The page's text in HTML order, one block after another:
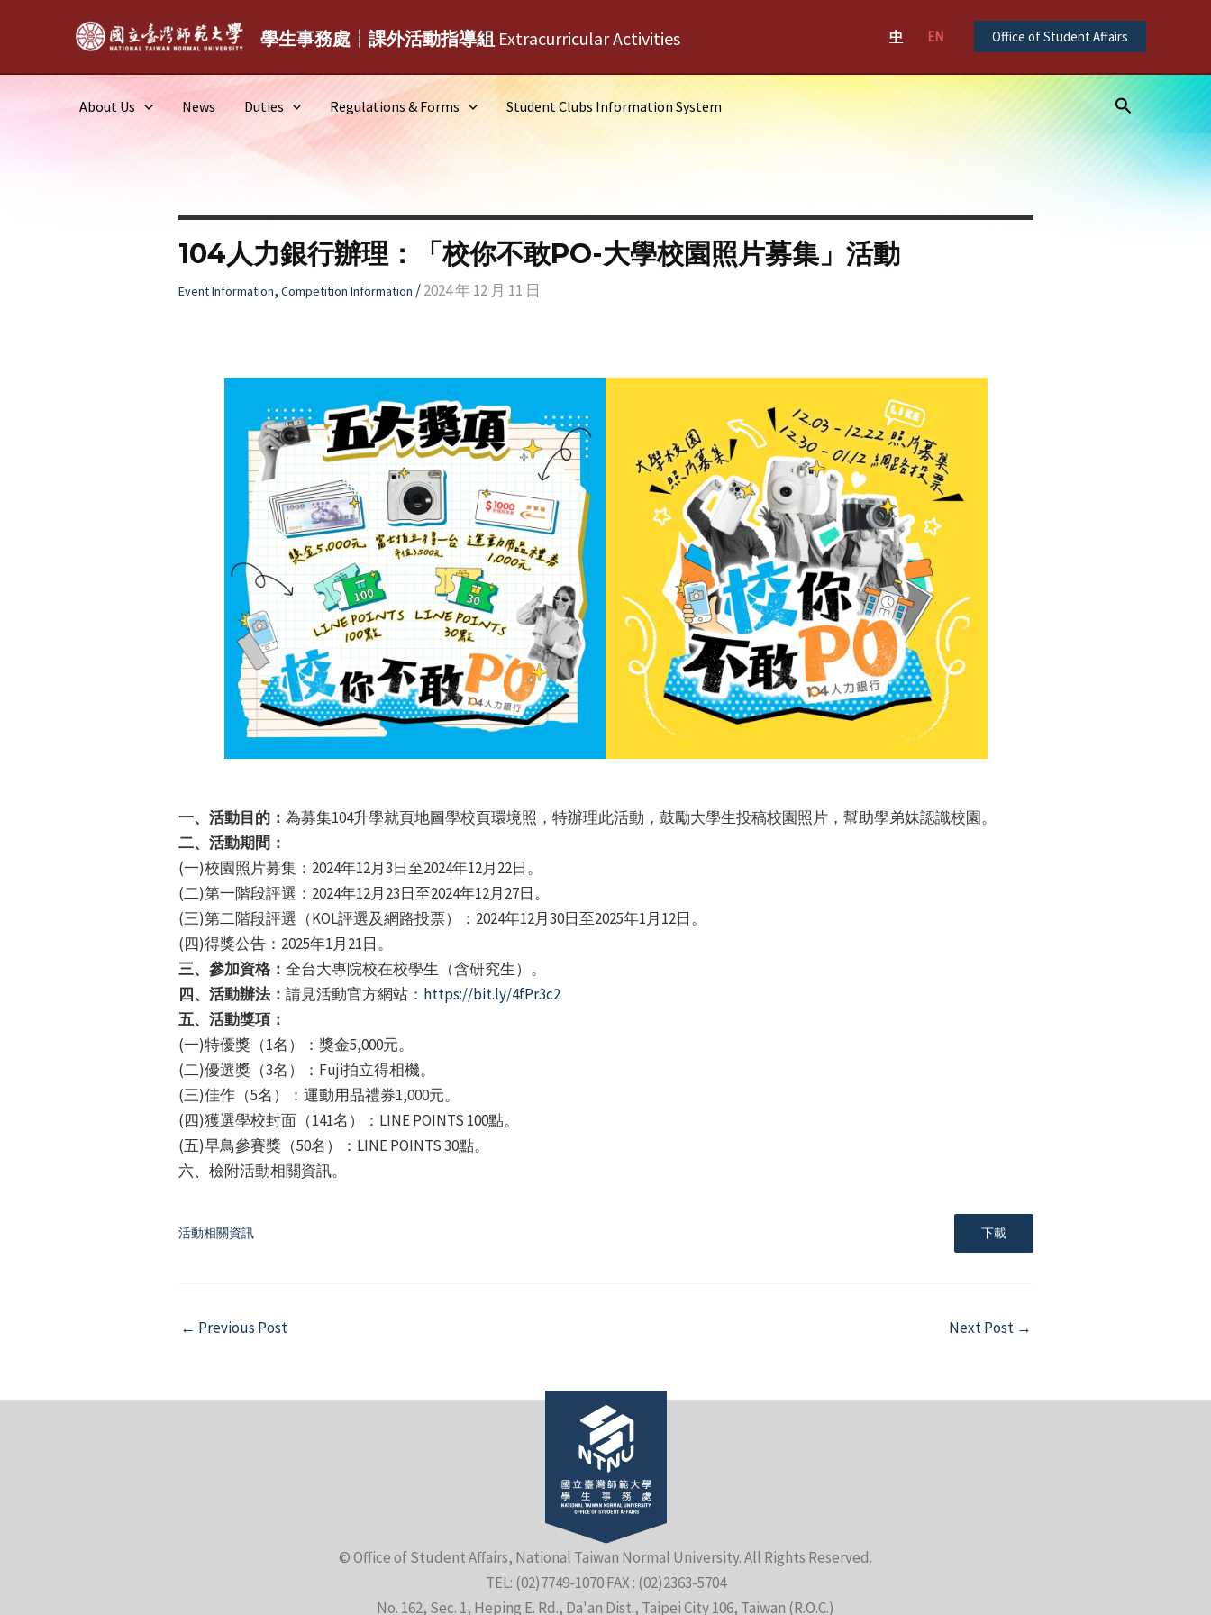
學生事務處┆課外活動指導組 Extracurricular Activities 中 EN Office of Student Affairs
About Us News Duties Regulations & Forms Student Clubs Information System Search
104人力銀行辦理：「校你不敢PO-大學校園照片募集」活動
Event Information, Competition Information /2024 年 12 月 11 日
一、活動目的： 為募集104升學就頁地圖學校頁環境照，特辦理此活動，鼓勵大學生投稿校園照片，幫助學弟妹認識校園。
二、活動期間：
(一)校園照片募集：2024年12月3日至2024年12月22日。
(二)第一階段評選：2024年12月23日至2024年12月27日。
(三)第二階段評選（KOL評選及網路投票）：2024年12月30日至2025年1月12日。
(四)得獎公告：2025年1月21日。
三、參加資格： 全台大專院校在校學生（含研究生）。
四、活動辦法： 請見活動官方網站： https://bit.ly/4fPr3c2
五、活動獎項：
(一)特優獎（1名）：獎金5,000元。
(二)優選獎（3名）：Fuji拍立得相機。
(三)佳作（5名）：運動用品禮券1,000元。
(四)獲選學校封面（141名）：LINE POINTS 100點。
(五)早鳥參賽獎（50名）：LINE POINTS 30點。
六、檢附活動相關資訊。
活動相關資訊 下載
Post
← Previous Post Next Post →
© Office of Student Affairs, National Taiwan Normal University. All Rights Reserved.
TEL: (02)7749-1070 FAX : (02)2363-5704
No. 162, Sec. 1, Heping E. Rd., Da'an Dist., Taipei City 106, Taiwan (R.O.C.)